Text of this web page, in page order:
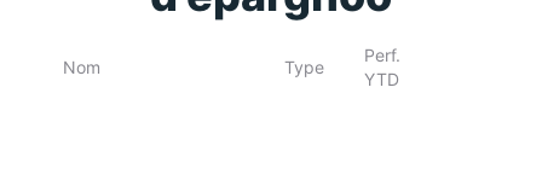
Nom Type
Perf.
YTD